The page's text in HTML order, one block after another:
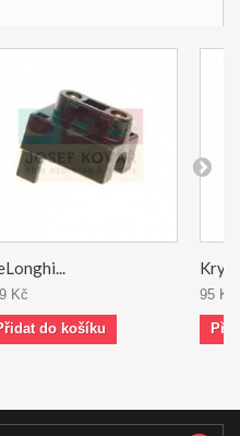
Kč
do košíku
Kryt
95 Kč